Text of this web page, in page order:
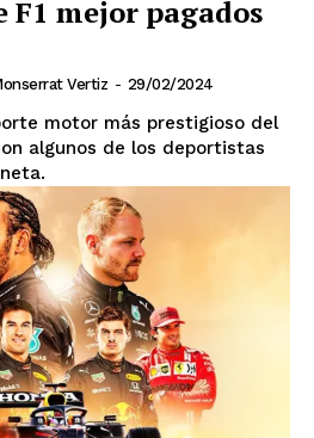
F1 mejor pagados
Vertiz - 29/02/2024
motor más prestigioso del
algunos de los deportistas